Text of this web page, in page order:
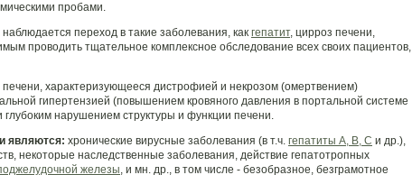
пробами.
переход в такие заболевания, как гепатит, цирроз печени,
проводить тщательное комплексное обследование всех своих пациентов,
характеризующееся дистрофией и некрозом (омертвением)
гипертензией (повышением кровяного давления в портальной системе
нарушением структуры и функции печени.
являются: хронические вирусные заболевания (в т.ч. гепатиты А, В, С и др.),
некоторые наследственные заболевания, действие гепатотропных
железы, и мн. др., в том числе - безобразное, безграмотное